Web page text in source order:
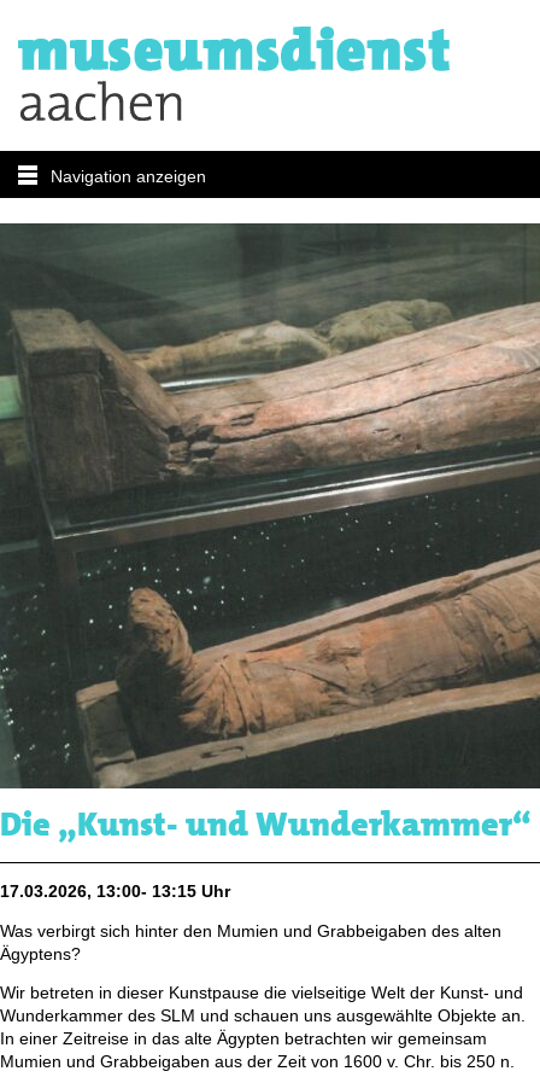
Navigation anzeigen
Die „Kunst- und Wunderkammer“
17.03.2026, 13:00- 13:15 Uhr
Was verbirgt sich hinter den Mumien und Grabbeigaben des alten
Ägyptens?
Wir betreten in dieser Kunstpause die vielseitige Welt der Kunst- und
Wunderkammer des SLM und schauen uns ausgewählte Objekte an.
In einer Zeitreise in das alte Ägypten betrachten wir gemeinsam
Mumien und Grabbeigaben aus der Zeit von 1600 v. Chr. bis 250 n.